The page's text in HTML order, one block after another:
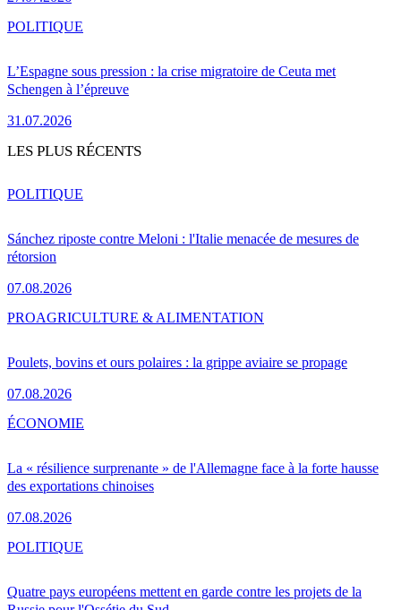
L’Espagne sous pression : la crise migratoire de Ceuta met
Schengen à l’épreuve
31.07.2026
POLITIQUE
LES PLUS RÉCENTS
Sánchez riposte contre Meloni : l'Italie menacée de mesures de
rétorsion
07.08.2026
POLITIQUE
Poulets, bovins et ours polaires : la grippe aviaire se propage
07.08.2026
PROAGRICULTURE & ALIMENTATION
La « résilience surprenante » de l'Allemagne face à la forte hausse
des exportations chinoises
07.08.2026
ÉCONOMIE
Quatre pays européens mettent en garde contre les projets de la
POLITIQUE